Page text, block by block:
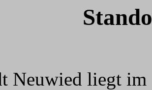
Neuwied liegt